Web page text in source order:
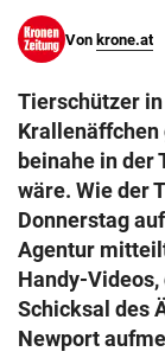
search
eingeben
© Krone
Muthgasse 2,
Von krone.at
Tierschützer
Krallenäffchen
beinahe in der
wäre. Wie der
Donnerstag
Agentur
Handy-
Schicksal des
Newport